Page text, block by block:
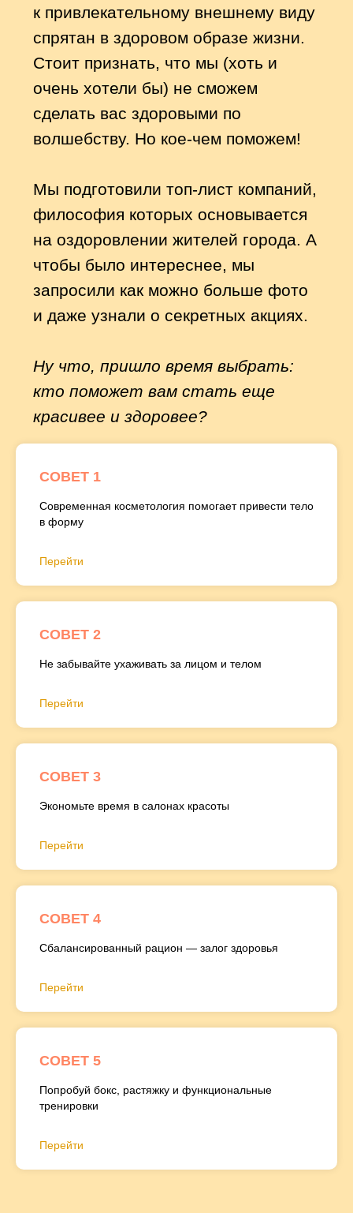
кто поможет вам стать еще
красивее и здоровее?
СОВЕТ 1
Современная косметология помогает привести тело
в форму
Перейти
СОВЕТ 2
Не забывайте ухаживать за лицом и телом
Перейти
СОВЕТ 3
Экономьте время в салонах красоты
Перейти
СОВЕТ 4
Сбалансированный рацион — залог здоровья
Перейти
СОВЕТ 5
Попробуй бокс, растяжку и функциональные
тренировки
Перейти
СОВЕТ 1:
помогает привести тело в
Большая Красная,
48, Павлюхина, 91
FaceRoom